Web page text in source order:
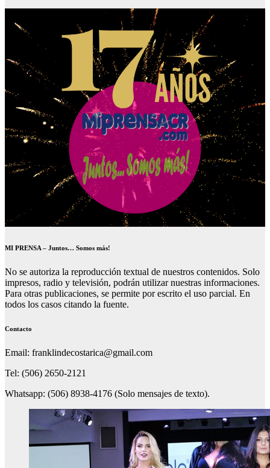
MI PRENSA – Juntos… Somos más!
No se autoriza la reproducción textual de nuestros contenidos. Solo
impresos, radio y televisión, podrán utilizar nuestras informaciones.
Para otras publicaciones, se permite por escrito el uso parcial. En
todos los casos citando la fuente.
Contacto
Email: franklindecostarica@gmail.com
Tel: (506) 2650-2121
Whatsapp: (506) 8938-4176 (Solo mensajes de texto).